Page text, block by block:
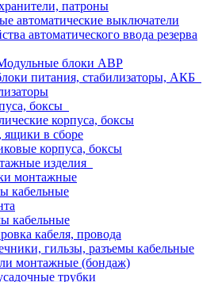
патроны
автоматические выключатели
автоматического ввода резерва
блоки АВР
питания, стабилизаторы, АКБ
боксы
корпуса, боксы
в сборе
корпуса, боксы
изделия
монтажные
кабельные
кабельные
кабеля, провода
гильзы, разъемы кабельные
монтажные (бондаж)
трубки